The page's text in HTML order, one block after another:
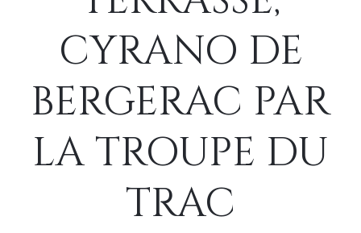
CYRANO DE
BERGERAC PAR
LA TROUPE DU
TRAC